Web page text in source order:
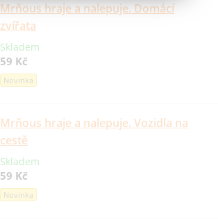
Mrňous hraje a nalepuje. Domácí
zvířata
Skladem
59 Kč
Novinka
Mrňous hraje a nalepuje. Vozidla na
cestě
Skladem
59 Kč
Novinka